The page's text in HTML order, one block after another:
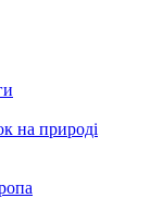
на природі